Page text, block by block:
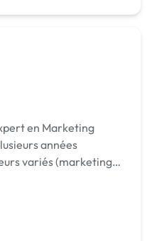
en Marketing
variés (marketing
de m'adapter à